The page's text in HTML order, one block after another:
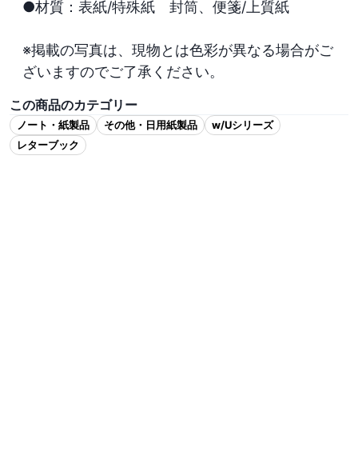
●材質：表紙/特殊紙　封筒、便箋/上質紙
※掲載の写真は、現物とは色彩が異なる場合がご
ざいますのでご了承ください。
この商品のカテゴリー
ノート・紙製品 その他・日用紙製品
w/Uシリーズ
レターブック